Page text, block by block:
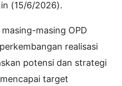
(15/6/2026).
masing OPD
realisasi
potensi dan strategi
target